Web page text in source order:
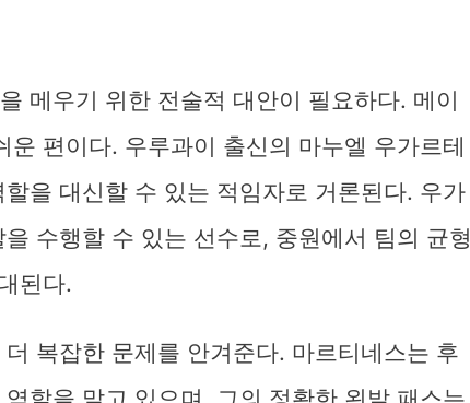
메우기 위한 전술적 대안이 필요하다. 메이
운 편이다. 우루과이 출신의 마누엘 우가르테
을 대신할 수 있는 적임자로 거론된다. 우가
수행할 수 있는 선수로, 중원에서 팀의 균형
된다.
복잡한 문제를 안겨준다. 마르티네스는 후